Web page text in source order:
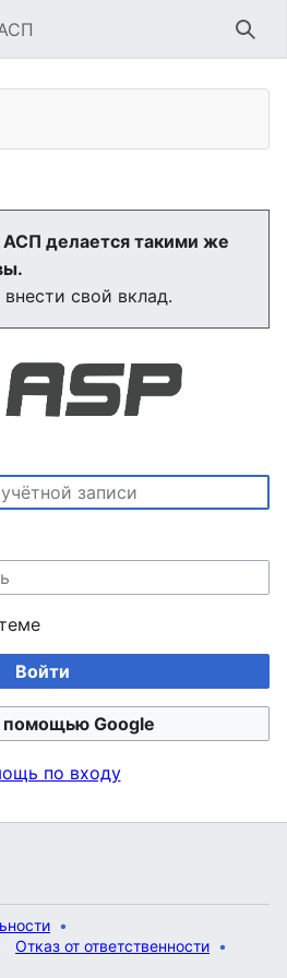
АСП делается такими же
свой вклад.
Войти
помощью Google
по входу
Отказ от ответственности